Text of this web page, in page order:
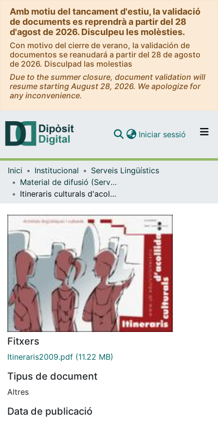
Amb motiu del tancament d'estiu, la validació
de documents es reprendrà a partir del 28
d'agost de 2026. Disculpeu les molèsties.
Con motivo del cierre de verano, la validación de
documentos se reanudará a partir del 28 de agosto
de 2026. Disculpad las molestias
Due to the summer closure, document validation will
resume starting August 28, 2026. We apologize for
any inconvenience.
Navega per tot el DD
Com publicar
Iniciar sessió (current)
Inici Institucional
Serveis Lingüístics
Material de difusió (Serveis Lingüístics)
Itineraris culturals d'acollida 2009 [postal]
Fitxers
Itineraris2009.pdf (11.22 MB)
Tipus de document
Altres
Data de publicació